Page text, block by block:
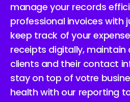
manage your records
professional invoices with
keep track of your
receipts digitally, maintain
clients and their contact
stay on top of votre
health with our reporting